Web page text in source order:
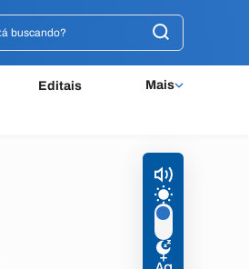
Editais Mais